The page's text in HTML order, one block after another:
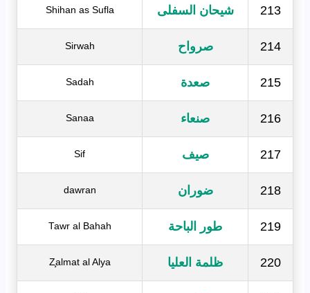
213 شيحان السفلى Shihan as Sufla
214 صرواح Sirwah
215 صعدة Sadah
216 صنعاء Sanaa
217 صيف Sif
218 ضوران dawran
219 طور الباحة Tawr al Bahah
220 ظلمة العليا Z̧almat al Alya